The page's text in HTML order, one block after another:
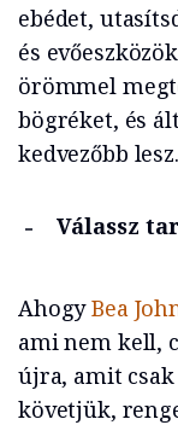
ebédet,
és
örömmel
bögréket, és
kedvezőbb lesz.
Válassz
AhogyBea
ami nem kell,
újra, amit csak
követjük,